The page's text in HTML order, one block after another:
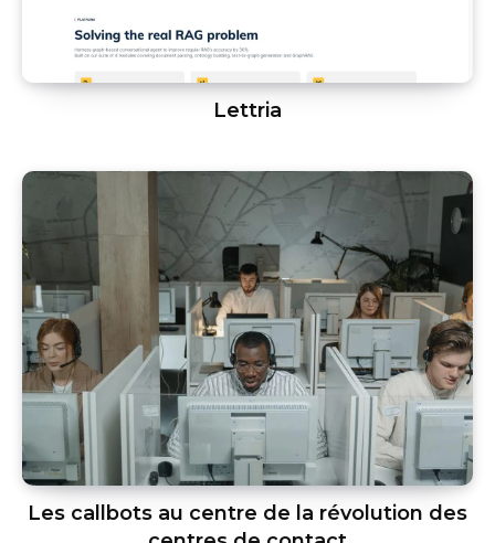
Lettria
Les callbots au centre de la révolution des